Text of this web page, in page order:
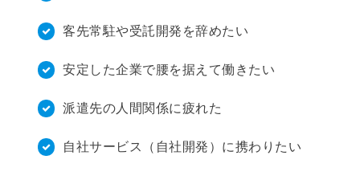
客先常駐や受託開発を辞めたい
安定した企業で腰を据えて働きたい
派遣先の人間関係に疲れた
自社サービス（自社開発）に携わりたい